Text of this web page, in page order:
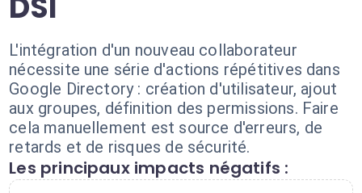
L'intégration d'un nouveau collaborateur
nécessite une série d'actions répétitives dans
Google Directory : création d'utilisateur, ajout
aux groupes, définition des permissions. Faire
cela manuellement est source d'erreurs, de
retards et de risques de sécurité.
Les principaux impacts négatifs :